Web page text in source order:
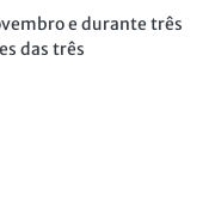
e durante três
das três